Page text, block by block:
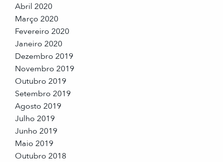
Abril 2020
Março 2020
Fevereiro 2020
Janeiro 2020
Dezembro 2019
Novembro 2019
Outubro 2019
Setembro 2019
Agosto 2019
Julho 2019
Junho 2019
Maio 2019
Outubro 2018